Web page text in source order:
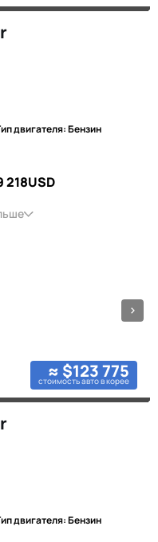
двигателя: Бензин
218USD
≈ $123 775
стоимость авто в корее
двигателя: Бензин